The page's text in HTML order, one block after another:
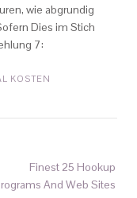
wie abgrundig
Dies im Stich
7:
KOSTEN
Finest 25 Hookup
And Web Sites